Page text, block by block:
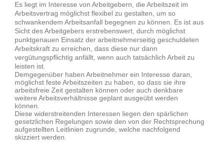
Es liegt im Interesse von Arbeitgebern, die Arbeitszeit im
Arbeitsvertrag möglichst flexibel zu gestalten, um so
schwankendem Arbeitsanfall begegnen zu können. Es ist aus
Sicht des Arbeitgebers erstrebenswert, durch möglichst
punktgenauen Einsatz der arbeitnehmerseitig geschuldeten
Arbeitskraft zu erreichen, dass diese nur dann
vergütungspflichtig anfällt, wenn auch tatsächlich Arbeit zu
leisten ist.
Demgegenüber haben Arbeitnehmer ein Interesse daran,
möglichst feste Arbeitszeiten zu haben, so dass sie ihre
arbeitsfreie Zeit gestalten können oder auch denkbare
weitere Arbeitsverhältnisse geplant ausgeübt werden
können.
Diese widerstreitenden Interessen liegen den spärlichen
gesetzlichen Regelungen sowie den von der Rechtsprechung
aufgestellten Leitlinien zugrunde, welche nachfolgend
skizziert werden.